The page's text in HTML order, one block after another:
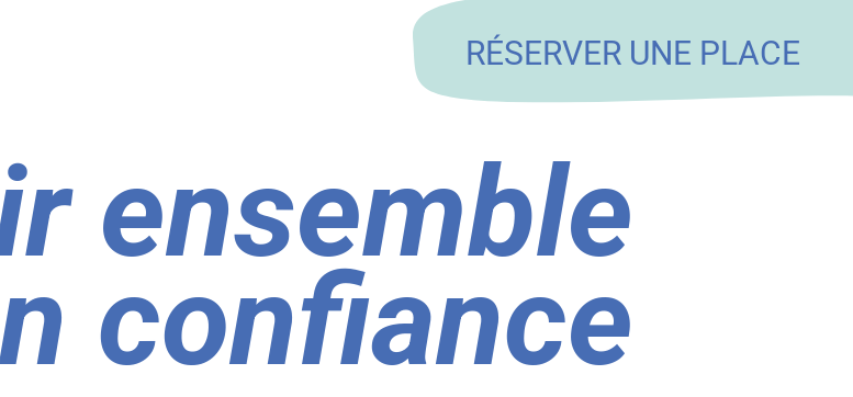
RÉSERVER UNE PLACE
ensemble
confiance